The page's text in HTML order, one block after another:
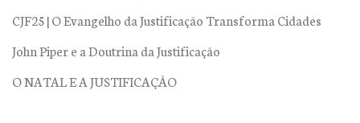
CJF25 | O Evangelho da Justificação Transforma Cidades
John Piper e a Doutrina da Justificação
O NATAL E A JUSTIFICAÇÃO